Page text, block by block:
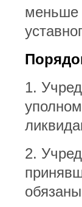
меньше
1.
2.